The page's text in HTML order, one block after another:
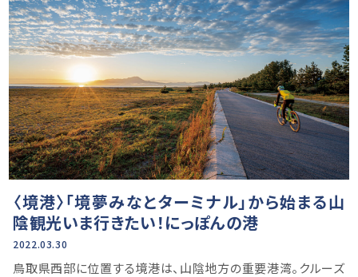
〈境港〉「境夢みなとターミナル」から始まる山
陰観光いま行きたい！にっぽんの港
2022.03.30
鳥取県西部に位置する境港は、山陰地方の重要港湾。クルーズ